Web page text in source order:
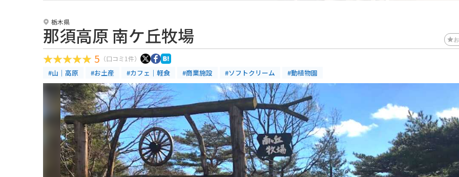
栃木県
那須高原 南ケ丘牧場
5 （口コミ1件）
#山｜高原 #お土産 #カフェ｜軽食 #商業施設 #ソフトクリーム #動植物園